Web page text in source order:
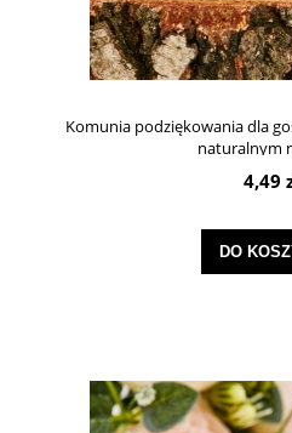
Komunia podziękowania dla
naturalnym
4,49
DO